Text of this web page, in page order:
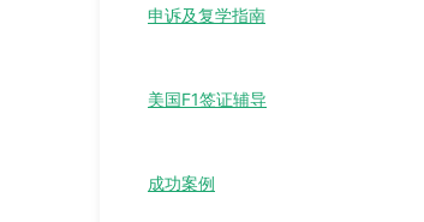
申诉及复学指南
美国F1签证辅导
成功案例